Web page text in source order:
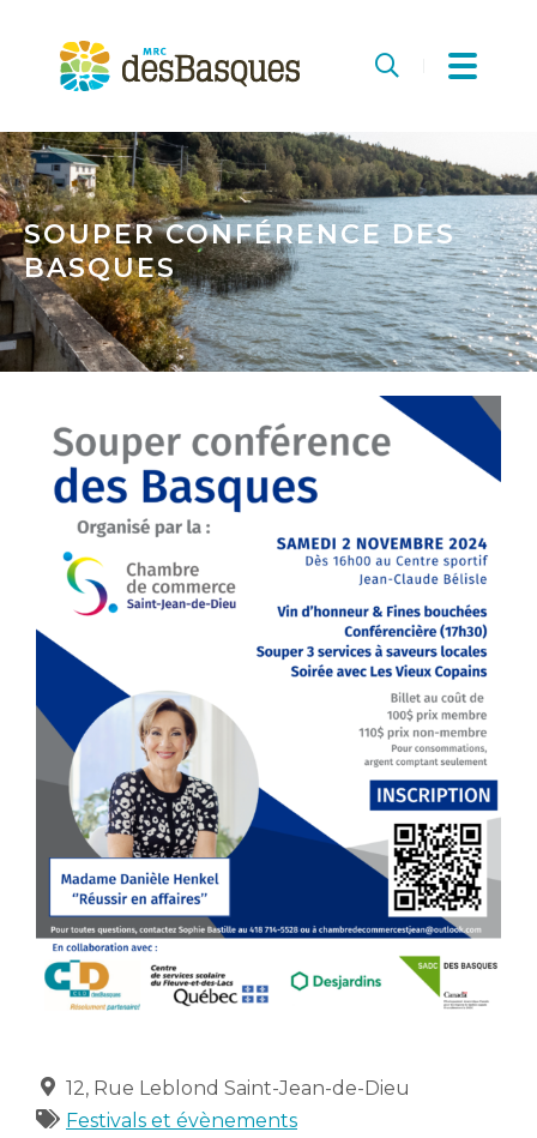
des
Basques
Recherche
SOUPER CONFÉRENCE DES
BASQUES
Lieu12, Rue Leblond Saint-Jean-de-Dieu
Catégories
Festivals et évènements